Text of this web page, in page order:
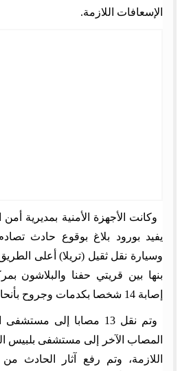
الإسعافات اللازمة.
وكانت الأجهزة الأمنية بمديرية
وسيارة نقل ثقيل (تريلا) أعلى
بنها بين قريتي حفنا والبلاشون
إصابة 14 شخصا بكدمات وجروح بأنحاء متفرقة بالجسد.
وتم نقل 13 مصابا إلى
المصاب الآخر إلى مستشفى بلبيس
اللازمة، وتم رفع آثار الحادث